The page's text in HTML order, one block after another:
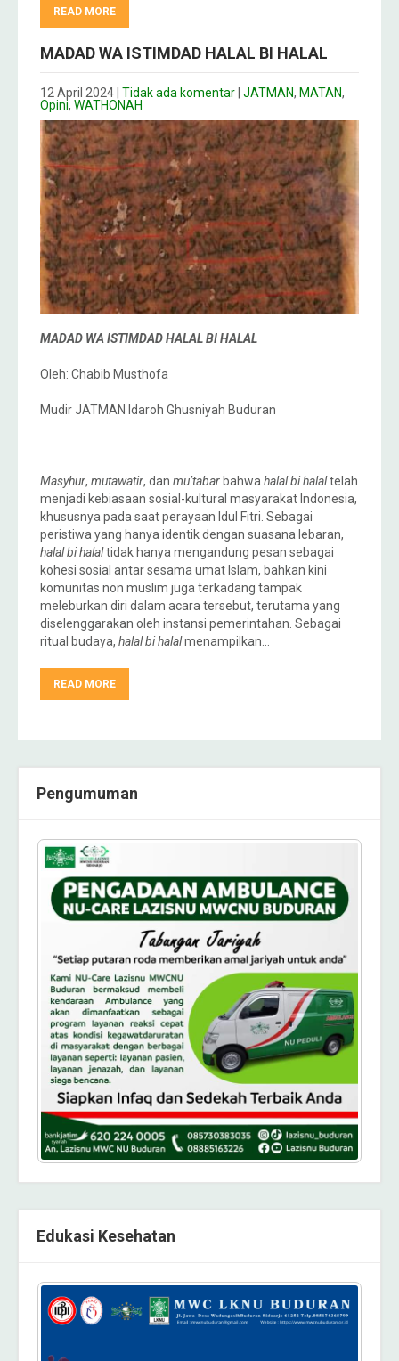
READ MORE
MADAD WA ISTIMDAD HALAL BI HALAL
12 April 2024| Tidak ada komentar| JATMAN, MATAN,
Opini, WATHONAH
MADAD WA ISTIMDAD HALAL BI HALAL
Oleh: Chabib Musthofa
Mudir JATMAN Idaroh Ghusniyah Buduran
Masyhur, mutawatir, dan mu’tabar bahwa halal bi halaltelah
menjadi kebiasaan sosial-kultural masyarakat Indonesia,
khususnya pada saat perayaan Idul Fitri. Sebagai
peristiwa yang hanya identik dengan suasana lebaran,
halal bi halaltidak hanya mengandung pesan sebagai
kohesi sosial antar sesama umat Islam, bahkan kini
komunitas non muslim juga terkadang tampak
meleburkan diri dalam acara tersebut, terutama yang
diselenggarakan oleh instansi pemerintahan. Sebagai
ritual budaya, halal bi halalmenampilkan…
READ MORE
Pengumuman
Edukasi Kesehatan